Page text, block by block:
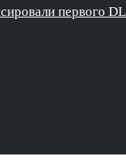
первого